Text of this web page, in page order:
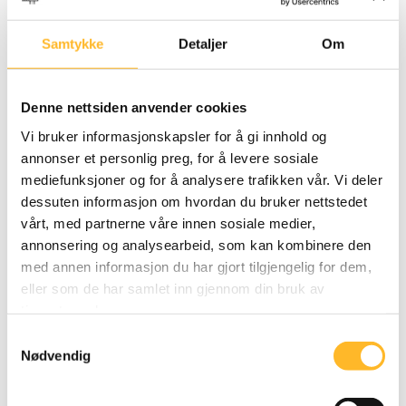
Samtykke Detaljer Om
Denne nettsiden anvender cookies
Vi bruker informasjonskapsler for å gi innhold og
annonser et personlig preg, for å levere sosiale
mediefunksjoner og for å analysere trafikken vår. Vi deler
dessuten informasjon om hvordan du bruker nettstedet
vårt, med partnerne våre innen sosiale medier,
annonsering og analysearbeid, som kan kombinere den
med annen informasjon du har gjort tilgjengelig for dem,
eller som de har samlet inn gjennom din bruk av
Nødvendig
mer enn 50 ansatte ga slikt tilbud til sine ansatte,
mot 26 prosent for gjennomsnittet. Vi finner ingen
signifikante forskjeller mellom bedrifter med eller
Andre kriterier enn alder
62 prosent svarer at de benyttet andre kriterier enn
alder da sluttpakker ble tilbudt de ansatte, mens 26
prosent ga tilbud til alle ansatte, jf. figur 10. Kun én
respondent svarer at virksomheten ga tilbud til alle
over en bestemt alder. Denne respondenten oppgir
at aldersgrensen for tilbud om sluttpakke var 62 år.
Brorparten av bedriftene tilbød inntil seks måneders
lønn i sluttpakken til de ansatte som ble sagt opp i
forbindelse med nedbemanningen, mens 29 prosent